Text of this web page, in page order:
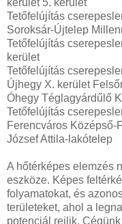
Tetőfelújítás
Soroksár-Újtelep
Tetőfelújítás
kerület
Tetőfelújítás
Újhegy X. kerület
Óhegy Téglagyárdűlő
Tetőfelújítás
Ferencváros Középső-
József Attila-lakótelep
A hőtérképes elemzés
eszköze. Képes
folyamatokat, és
területeket, ahol a
potenciál rejlik.